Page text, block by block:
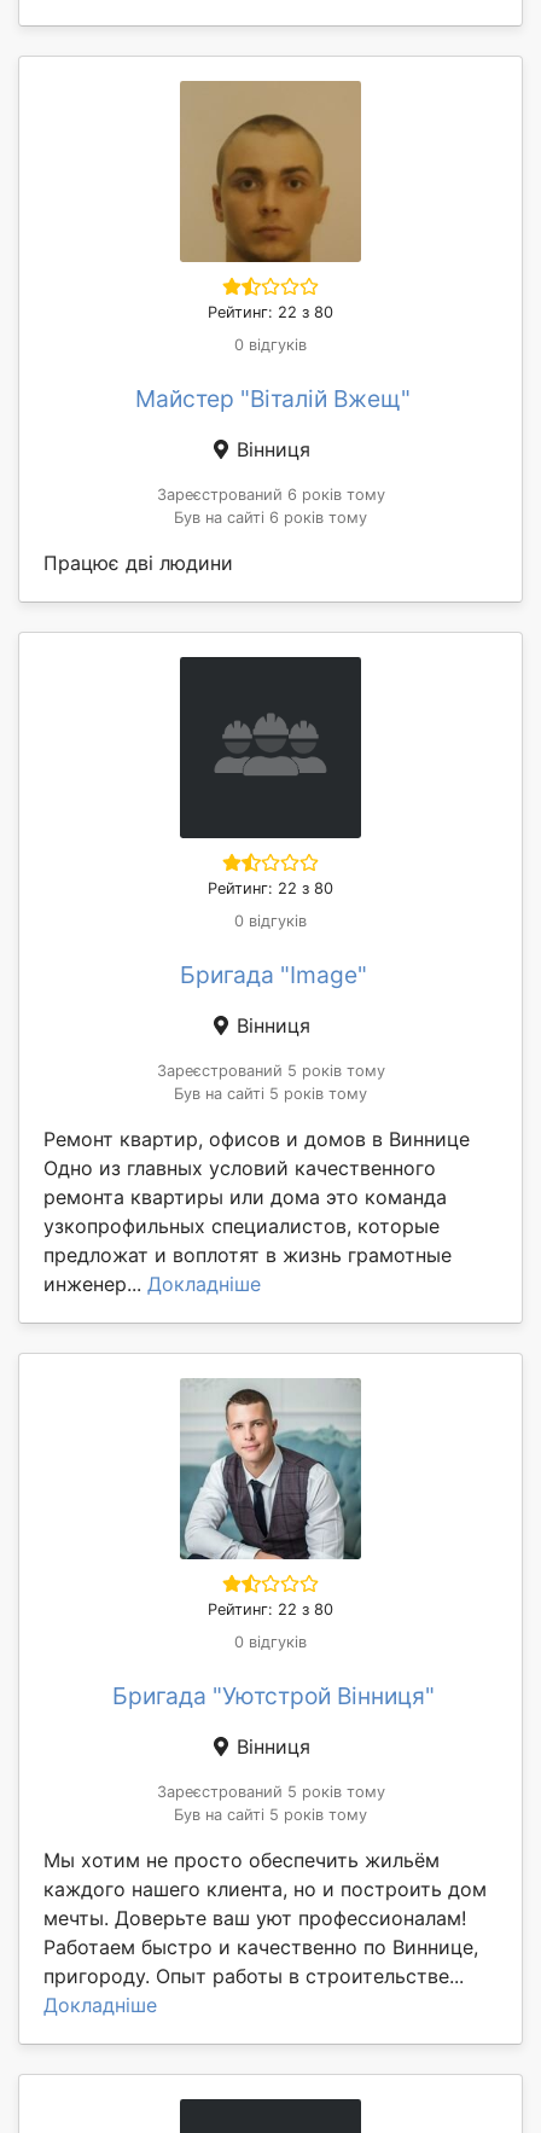
Рейтинг: 22 з 80
0 відгуків
Майстер "Віталій Вжещ"
Вінниця
Зареєстрований 6 років тому
Був на сайті 6 років тому
Працює дві людини
Рейтинг: 22 з 80
0 відгуків
Бригада "Image"
Вінниця
Зареєстрований 5 років тому
Був на сайті 5 років тому
Ремонт квартир, офисов и домов в Виннице
Одно из главных условий качественного
ремонта квартиры или дома это команда
узкопрофильных специалистов, которые
предложат и воплотят в жизнь грамотные
инженер... Докладніше
Рейтинг: 22 з 80
0 відгуків
Бригада "Уютстрой Вінниця"
Вінниця
Зареєстрований 5 років тому
Був на сайті 5 років тому
Мы хотим не просто обеспечить жильём
каждого нашего клиента, но и построить дом
мечты. Доверьте ваш уют профессионалам!
Работаем быстро и качественно по Виннице,
пригороду. Опыт работы в строительстве...
Докладніше